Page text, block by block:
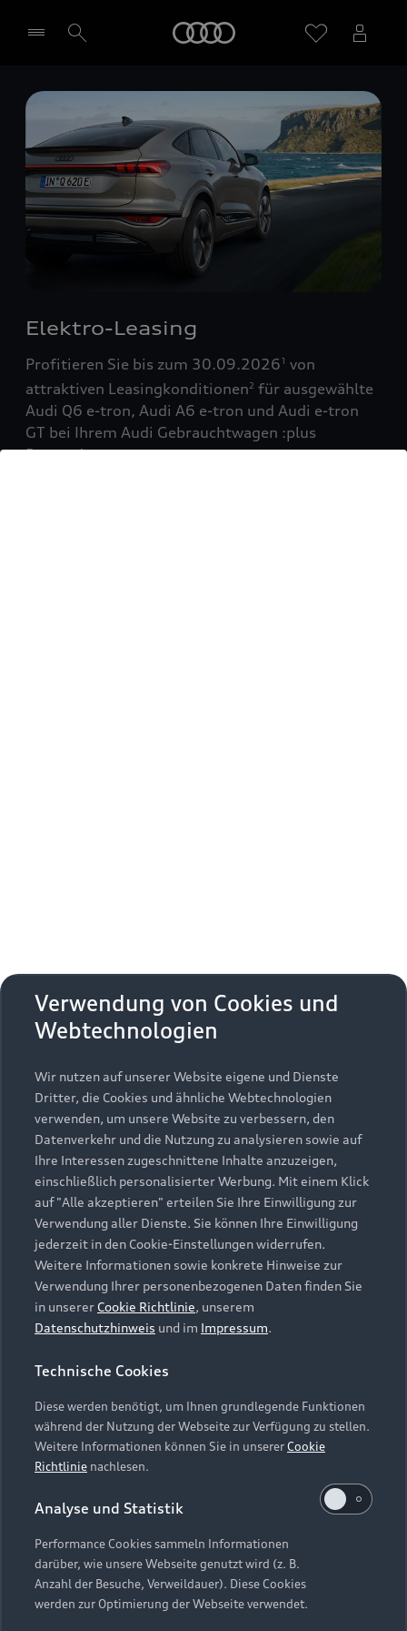
Verwendung von Cookies und
Webtechnologien
Wir nutzen auf unserer Website eigene und Dienste
Dritter, die Cookies und ähnliche Webtechnologien
verwenden, um unsere Website zu verbessern, den
Datenverkehr und die Nutzung zu analysieren sowie auf
Ihre Interessen zugeschnittene Inhalte anzuzeigen,
einschließlich personalisierter Werbung. Mit einem Klick
auf "Alle akzeptieren" erteilen Sie Ihre Einwilligung zur
Verwendung aller Dienste. Sie können Ihre Einwilligung
jederzeit in den Cookie-Einstellungen widerrufen.
Weitere Informationen sowie konkrete Hinweise zur
Verwendung Ihrer personenbezogenen Daten finden Sie
in unserer Cookie Richtlinie, unserem
Datenschutzhinweis und im Impressum.
Technische Cookies
Diese werden benötigt, um Ihnen grundlegende Funktionen
während der Nutzung der Webseite zur Verfügung zu stellen.
Weitere Informationen können Sie in unsererCookie
Richtlinie nachlesen.
Analyse und Statistik
Performance Cookies sammeln Informationen
darüber, wie unsere Webseite genutzt wird (z. B.
Anzahl der Besuche, Verweildauer). Diese Cookies
werden zur Optimierung der Webseite verwendet.
Händler wählen
Elektro-Leasing
Profitieren Sie bis zum 30.09.20261 von
attraktiven Leasingkonditionen2 für ausgewählte
Audi Q6 e-tron, Audi A6 e-tron und Audi e-tron
GT bei Ihrem Audi Gebrauchtwagen :plus
Partner!
Zurück nach oben
Modelle
Alle Modelle
Modelle vergleichen
Elektromodelle
Plug-in-Hybride
Kaufen & leasen
Neuwagensuche
Gebrauchtwagensuche
Gebrauchtwagen
Finanzierung
Aktionen & Angebote
Geschäftskunden
Service & Zubehör
Saisonale Angebote
Audi Services
Garantie
Audi digital services
myAudi
Support
Kundenservice
Händlersuche
Audi Code
Online-Terminvereinbarung
Servicekontakt
Vertrag widerrufen
Über Audi
Unternehmen
Karriere
Investor Relations
Presse & Media Center
Datenschutz
Audi erleben
Newsletter
Impressum Rechtliches
Hinweisgebersystem
Datenschutzinformation
Cookie-Einstellungen
Cookie-Richtlinie
Barrierefreiheit
Hinweis: Die aktuelle Darstellung und Anordnung der
Embleme am Fahrzeug bei allen Abbildungen auf dieser
Webseite kann abweichen.